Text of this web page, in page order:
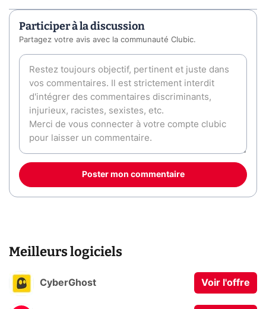
Participer à la discussion
Partagez votre avis avec la communauté Clubic.
Poster mon commentaire
Meilleurs logiciels
CyberGhost Voir l'offre